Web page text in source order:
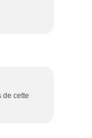
de cette